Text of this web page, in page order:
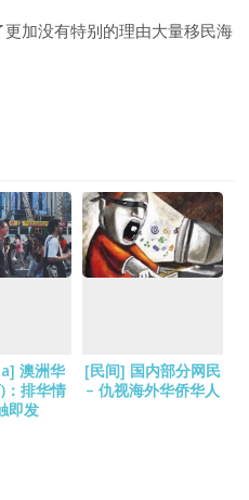
加没有特别的理由大量移民海
澳洲华
：排华情
即发
[民间] 国内部分网民
– 仇视海外华侨华人